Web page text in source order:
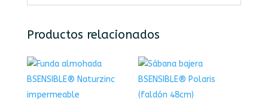
Productos relacionados